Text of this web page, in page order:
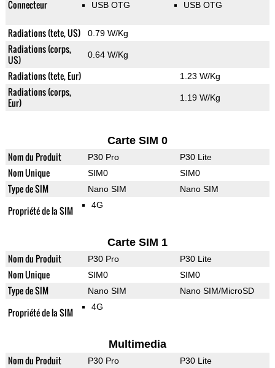
Connecteur
USB OTG USB OTG
Radiations (tete, US) 0.79 W/Kg
Radiations (corps,
US)
0.64 W/Kg
Radiations (tete, Eur) 1.23 W/Kg
Radiations (corps,
Eur)
1.19 W/Kg
Carte SIM 0
Nom du Produit P30 Pro P30 Lite
Nom Unique SIM0 SIM0
Type de SIM Nano SIM Nano SIM
Propriété de la SIM 4G
Carte SIM 1
Nom du Produit P30 Pro P30 Lite
Nom Unique SIM0 SIM0
Type de SIM Nano SIM Nano SIM/MicroSD
Propriété de la SIM 4G
Multimedia
Nom du Produit P30 Pro P30 Lite